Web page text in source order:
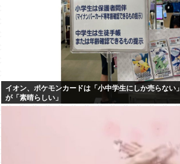
イオン、ポケモンカードは「小中学生にしか売らない
が「素晴らしい」